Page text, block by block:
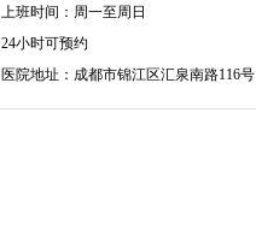
上班时间：周一至周日
24小时可预约
医院地址：成都市锦江区汇泉南路116号